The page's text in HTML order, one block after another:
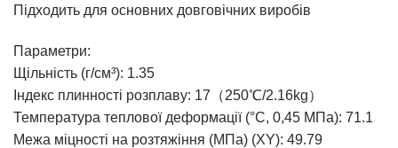
Підходить для основних довговічних виробів
Параметри:
Щільність (г/см³): 1.35
Індекс плинності розплаву: 17（250℃/2.16kg）
Температура теплової деформації (°C, 0,45 МПа): 71.1
Межа міцності на розтяжіння (МПа) (XY): 49.79